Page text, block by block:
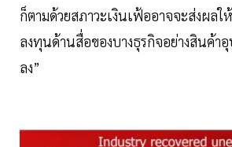
ก็ตามด้วยสภาวะเงินเฟ้ออาจจะส่งผลใ
ลงทุนด้านสื่อของบางธุรกิจอย่างสินค้า
ลง”